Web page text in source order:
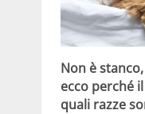
Non è
ecco perché
quali razze